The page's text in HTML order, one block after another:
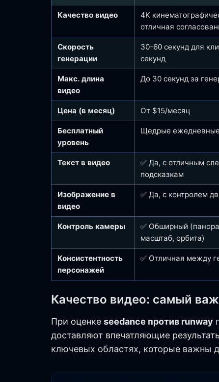
Качество видео
4K
отличная
Скорость
генерации
30-60 секунд для
секунд
Макс. длина
видео
До 30 секунд за
Цена (в месяц) От $15/месяц
Бесплатный
уровень
Щедрые
Текст в видео
✅ Да, с отличным
подсказкам
Изображение в
видео
✅ Да, с контролем
Контроль камеры
✅ Обширный
масштаб, орбита)
Консистентность
персонажей
✅ Отличная между
Качество видео: самый
При оценке seedance против runway
доставляют впечатляющие
ключевых областях, которые важны